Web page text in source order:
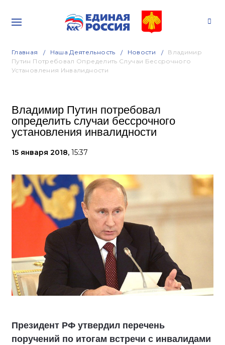
Главная Наша Деятельность Новости
Владимир
Путин Потребовал Определить Случаи Бессрочного
Установления Инвалидности
Владимир Путин потребовал
определить случаи бессрочного
установления инвалидности
15 января 2018, 15:37
Президент РФ утвердил перечень
поручений по итогам встречи с инвалидами